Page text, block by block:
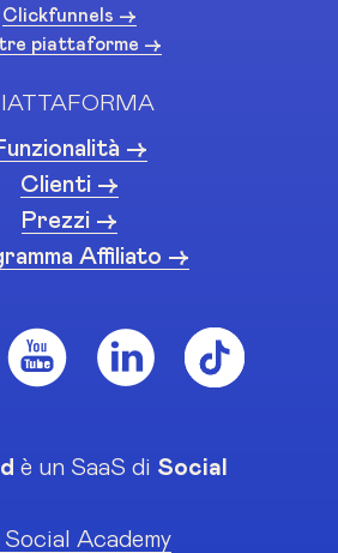
Clickfunnels ->
piattaforme ->
->
Clienti ->
Prezzi ->
Affiliato ->
è un SaaS di Social
Academy